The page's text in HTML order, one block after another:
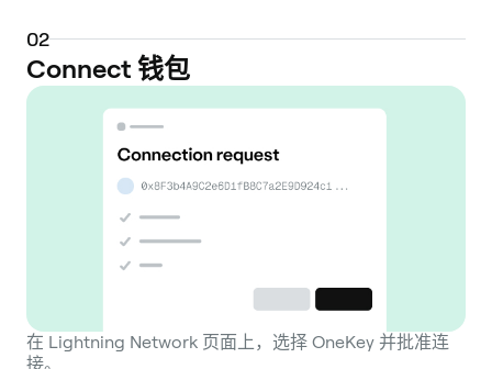
02
Connect 钱包
在 Lightning Network 页面上，选择 OneKey 并批准连
接。